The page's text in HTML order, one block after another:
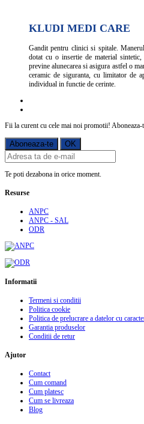
KLUDI MEDI CARE
Gandit pentru clinici si spitale.
dotat cu o insertie de material
previne alunecarea si asigura astfel o
ceramic de siguranta, cu limitator de
individual in functie de cerinte.
Fii la curent cu cele mai noi promotii!
Te poti dezabona in orice moment.
Resurse
ANPC
ANPC - SAL
ODR
Informatii
Termeni si conditii
Politica cookie
Politica de prelucrare a datelor cu
Garantia produselor
Conditii de retur
Ajutor
Contact
Cum comand
Cum platesc
Cum se livreaza
Blog